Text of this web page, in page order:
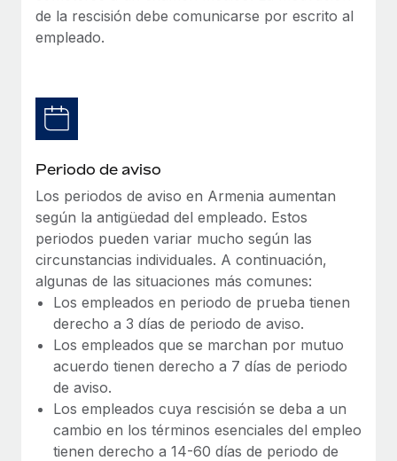
Gestión de dispositivos
Proporciona dispositivos tecnológicos y contrólalos
Apertura de entidades
Abre entidades conforme a la legalidad enseguida.
Movilidad y reubicación
Prestaciones
Gestiona las prestaciones de los empleados sin
complicaciones.
Explora el blog
Novedades de producto de Remote:
Management Plus
La misión de Remote sigue siendo ayudar a empresas de
todos los tamaños a contratar, gestionar y...
Más información
Pento se convierte en un empleador equitativo
con Remote
Gestionar las nóminas internamente es complicado. Tardas
semanas en hacerlo manualmente y, al mes...
Más información
de la rescisión debe comunicarse por escrito al
empleado.
Periodo de aviso
Los periodos de aviso en Armenia aumentan
según la antigüedad del empleado. Estos
periodos pueden variar mucho según las
circunstancias individuales. A continuación,
algunas de las situaciones más comunes:
Los empleados en periodo de prueba tienen
derecho a 3 días de periodo de aviso.
Los empleados que se marchan por mutuo
acuerdo tienen derecho a 7 días de periodo
de aviso.
Los empleados cuya rescisión se deba a un
cambio en los términos esenciales del empleo
tienen derecho a 14-60 días de periodo de